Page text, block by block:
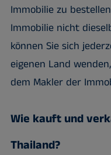
Immobilie zu
Immobilie nicht
können Sie sich
eigenen Land
dem Makler der
Wie kauft und
Thailand?